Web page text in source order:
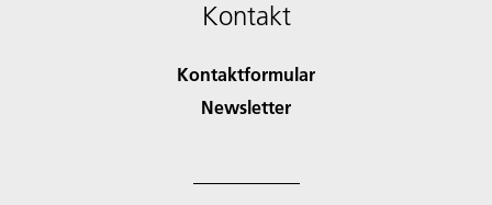
Kontakt
Kontaktformular
Newsletter